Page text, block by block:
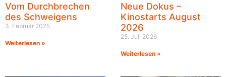
Vom Durchbrechen
des Schweigens
3. Februar 2025
Weiterlesen »
Neue Dokus –
Kinostarts August
2026
25. Juli 2026
Weiterlesen »